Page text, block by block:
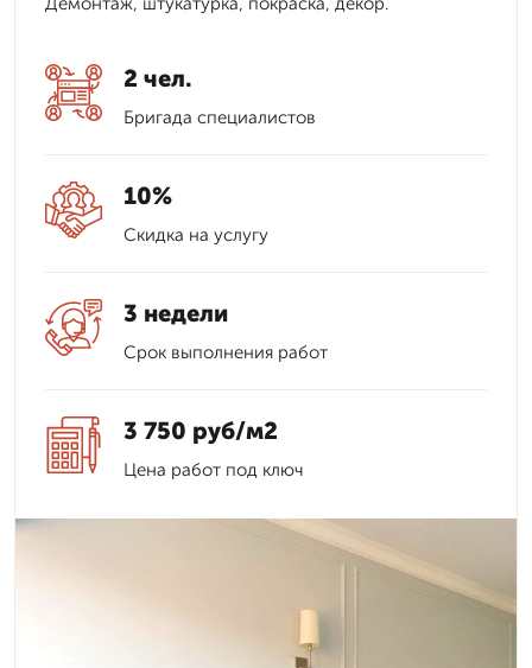
2 чел.
Бригада специалистов
10%
Скидка на услугу
3 недели
Срок выполнения работ
3 750 руб/м2
Цена работ под ключ